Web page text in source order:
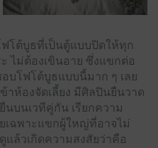
ต้บูธที่เป็นตู้แบบปิดให้ทุก
ไม่ต้องเขินอาย ซึ่งแขกต่อ
บโฟโต้บูธแบบนี้มาก ๆ เลย
าห้องจัดเลี้ยง มีศิลปินยืนวาด
นบนเวทีคู่กัน เรียกความ
เฉพาะแขกผู้ใหญ่ที่อาจไม่
แล้วเกิดความสงสัยว่าคือ